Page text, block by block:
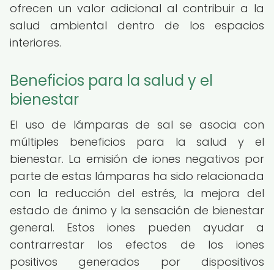
ofrecen un valor adicional al contribuir a la
salud ambiental dentro de los espacios
interiores.
Beneficios para la salud y el
bienestar
El uso de lámparas de sal se asocia con
múltiples beneficios para la salud y el
bienestar. La emisión de iones negativos por
parte de estas lámparas ha sido relacionada
con la reducción del estrés, la mejora del
estado de ánimo y la sensación de bienestar
general. Estos iones pueden ayudar a
contrarrestar los efectos de los iones
positivos generados por dispositivos